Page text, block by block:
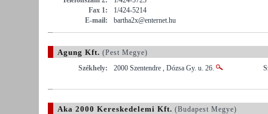
Fax 1:
1/424-5214
E-mail:
bartha2x@enternet.hu
Agung Kft. (Pest Megye)
Székhely:
2000 Szentendre , Dózsa Gy. u. 26.
Aka 2000 Kereskedelemi Kft. (Budapest Megye)